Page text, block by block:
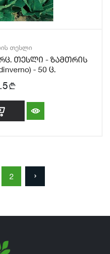
თესლი
თესლი - ზამთრის
- 50 ც.
b
2 ›